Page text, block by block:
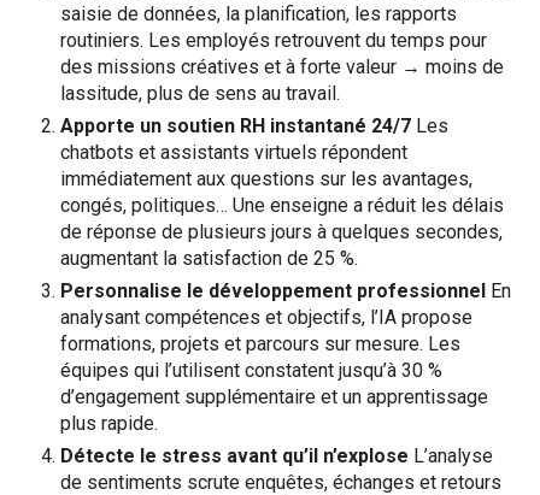
saisie de données, la planification, les rapports
routiniers. Les employés retrouvent du temps pour
des missions créatives et à forte valeur → moins de
lassitude, plus de sens au travail.
Apporte un soutien RH instantané 24/7 Les
chatbots et assistants virtuels répondent
immédiatement aux questions sur les avantages,
congés, politiques… Une enseigne a réduit les délais
de réponse de plusieurs jours à quelques secondes,
augmentant la satisfaction de 25 %.
Personnalise le développement professionnel En
analysant compétences et objectifs, l’IA propose
formations, projets et parcours sur mesure. Les
équipes qui l’utilisent constatent jusqu’à 30 %
d’engagement supplémentaire et un apprentissage
plus rapide.
Détecte le stress avant qu’il n’explose L’analyse
de sentiments scrute enquêtes, échanges et retours